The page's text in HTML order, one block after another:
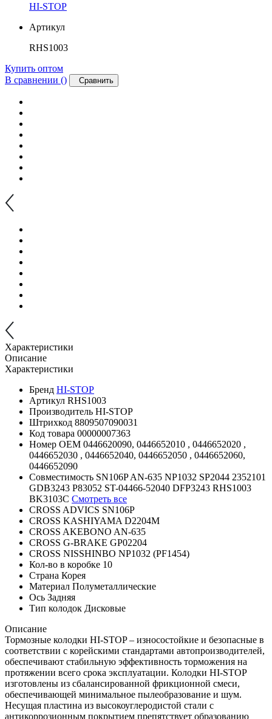
HI-STOP
Артикул
RHS1003
Купить оптом
В сравнении () Сравнить
Характеристики
Описание
Характеристики
Бренд HI-STOP
Артикул RHS1003
Производитель HI-STOP
Штрихкод 8809507090031
Код товара 00000007363
Номер OEM 0446620090, 0446652010 , 0446652020 ,
0446652030 , 0446652040, 0446652050 , 0446652060,
0446652090
Совместимость SN106P AN-635 NP1032 SP2044 2352101
GDB3243 P83052 ST-04466-52040 DFP3243 RHS1003
BK3103C Смотреть все
CROSS ADVICS SN106P
CROSS KASHIYAMA D2204M
CROSS AKEBONO AN-635
CROSS G-BRAKE GP02204
CROSS NISSHINBO NP1032 (PF1454)
Кол-во в коробке 10
Страна Корея
Материал Полуметаллические
Ось Задняя
Тип колодок Дисковые
Описание
Тормозные колодки HI-STOP – износостойкие и безопасные в
соответствии с корейскими стандартами автопроизводителей,
обеспечивают стабильную эффективность торможения на
протяжении всего срока эксплуатации. Колодки HI-STOP
изготовлены из сбалансированной фрикционной смеси,
обеспечивающей минимальное пылеобразование и шум.
Несущая пластина из высокоуглеродистой стали с
антикоррозионным покрытием препятствует образованию